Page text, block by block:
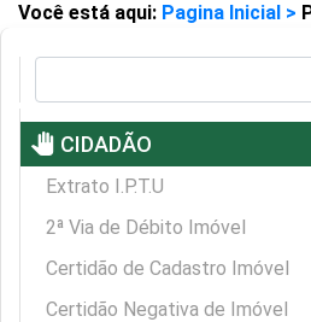
Você está aqui: Pagina Inicial >
pan_tool CIDADÃO
Extrato I.P.T.U
2ª Via de Débito Imóvel
Certidão de Cadastro Imóvel
Certidão Negativa de Imóvel